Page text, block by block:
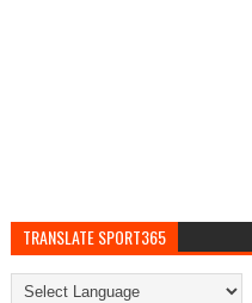
TRANSLATE SPORT365